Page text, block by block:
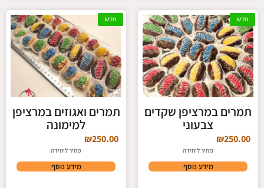
חדש
תמרים במרציפן שקדים
צבעוני
₪250.00
מחיר ליחידה
מידע נוסף
חדש
תמרים ואגוזים במרציפן
למימונה
₪250.00
מחיר ליחידה
מידע נוסף